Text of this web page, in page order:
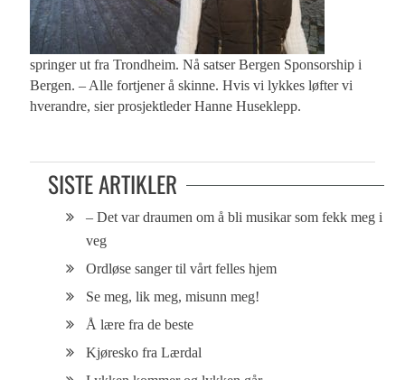
springer ut fra Trondheim. Nå satser Bergen Sponsorship i
Bergen. – Alle fortjener å skinne. Hvis vi lykkes løfter vi
hverandre, sier prosjektleder Hanne Huseklepp.
SISTE ARTIKLER
– Det var draumen om å bli musikar som fekk meg i
veg
Ordløse sanger til vårt felles hjem
Se meg, lik meg, misunn meg!
Å lære fra de beste
Kjøresko fra Lærdal